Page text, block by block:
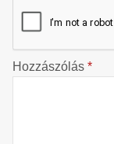
Hozzászólás *